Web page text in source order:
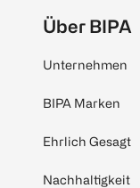
Über BIPA
Unternehmen
BIPA Marken
Ehrlich Gesagt
Nachhaltigkeit